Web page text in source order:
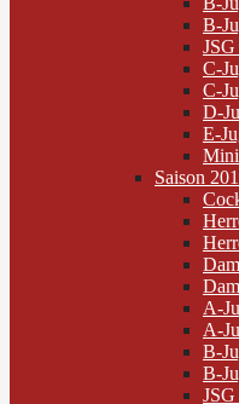
B-
C-
C-
D-
E-
Saison
A-
A-
B-
B-